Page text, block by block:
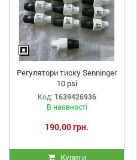
Регулятори тиску Senninger
10 psi
Код: 1639426936
В наявності
190,00 грн.
Купити